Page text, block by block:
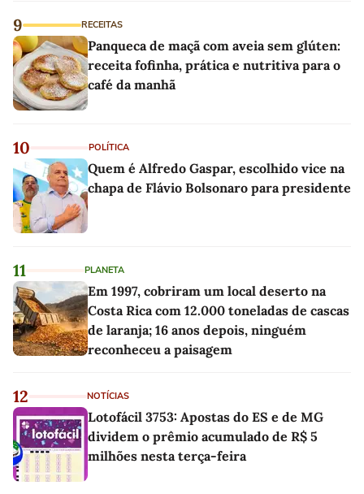
9 RECEITAS
Panqueca de maçã com aveia sem glúten:
receita fofinha, prática e nutritiva para o
café da manhã
10 POLÍTICA
Quem é Alfredo Gaspar, escolhido vice na
chapa de Flávio Bolsonaro para presidente
11 PLANETA
Em 1997, cobriram um local deserto na
Costa Rica com 12.000 toneladas de cascas
de laranja; 16 anos depois, ninguém
reconheceu a paisagem
12 NOTÍCIAS
Lotofácil 3753: Apostas do ES e de MG
dividem o prêmio acumulado de R$ 5
milhões nesta terça-feira